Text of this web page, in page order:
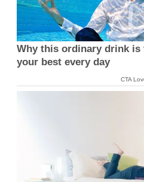
Why this ordinary drink is
your best every day
CTA